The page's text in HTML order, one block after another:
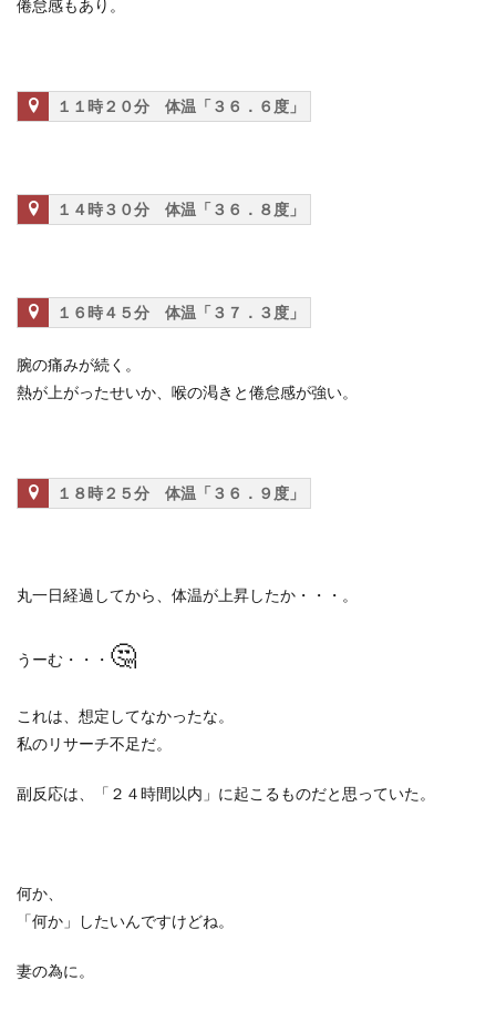
倦怠感もあり。
１１時２０分 体温「３６．６度」
１４時３０分 体温「３６．８度」
１６時４５分 体温「３７．３度」
腕の痛みが続く。
熱が上がったせいか、喉の渇きと倦怠感が強い。
１８時２５分 体温「３６．９度」
丸一日経過してから、体温が上昇したか・・・。
うーむ・・・ 🤔
これは、想定してなかったな。
私のリサーチ不足だ。
副反応は、「２４時間以内」に起こるものだと思っていた。
何か、
「何か」したいんですけどね。
妻の為に。